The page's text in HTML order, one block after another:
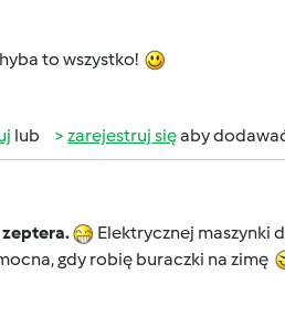
to wszystko!
lub zarejestruj sięaby
zeptera.
Elektrycznej maszynki
gdy robię buraczki na zimę